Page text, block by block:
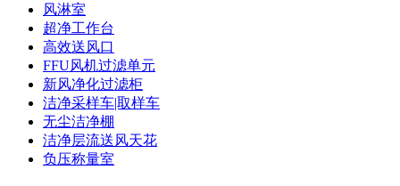
风淋室
超净工作台
高效送风口
FFU风机过滤单元
新风净化过滤柜
洁净采样车|取样车
无尘洁净棚
洁净层流送风天花
负压称量室